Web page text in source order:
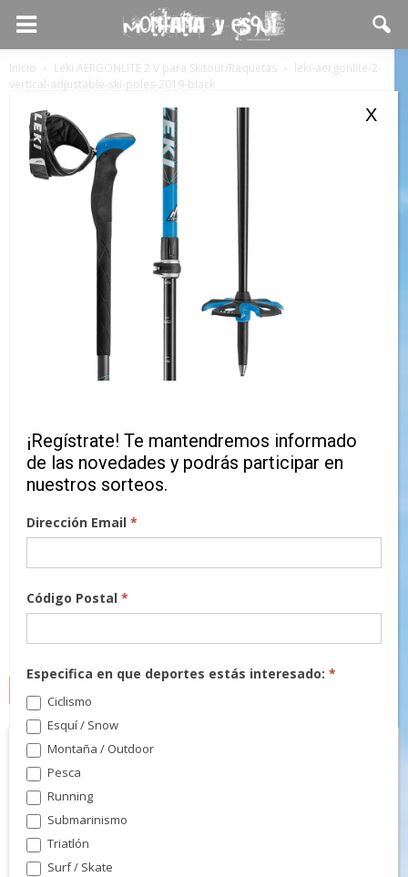
Inicio Leki AERGONLITE 2 V para Skitour/Raquetas
leki-aergonlite-2-
vertical-adjustable-ski-poles-2019-black
leki-aergonlite-2-vertical-adjustable-
ski-poles-2019-black
¡Regístrate! Te mantendremos informado
de las novedades y podrás participar en
nuestros sorteos.
Dirección Email*
Código Postal*
Especifica en que deportes estás interesado:*
Ciclismo
Esquí / Snow
Montaña / Outdoor
Pesca
Running
Submarinismo
Triatlón
Surf / Skate
X